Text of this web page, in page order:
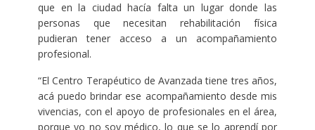
que en la ciudad hacía falta un lugar donde las
personas que necesitan rehabilitación física
pudieran tener acceso a un acompañamiento
profesional.
“El Centro Terapéutico de Avanzada tiene tres años,
acá puedo brindar ese acompañamiento desde mis
vivencias, con el apoyo de profesionales en el área,
porque yo no soy médico, lo que se lo aprendí por